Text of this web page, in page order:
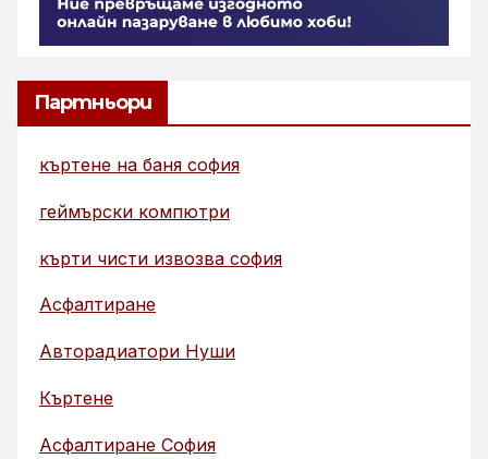
Партньори
къртене на баня софия
геймърски компютри
кърти чисти извозва софия
Асфалтиране
Авторадиатори Нуши
Къртене
Асфалтиране София